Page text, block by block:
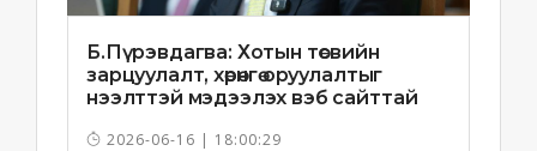
Б.Пүрэвдагва: Хотын төсвийн
зарцуулалт, хөрөнгө оруулалтыг
нээлттэй мэдээлэх вэб сайттай
2026-06-16 | 18:00:29